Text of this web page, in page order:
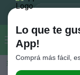
Seleccioná el método de
Lo que te
App!
Comprá más fácil,
Términos más